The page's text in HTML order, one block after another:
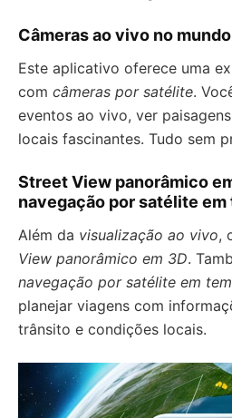
Câmeras ao vivo no
Este aplicativo oferece uma
com câmeras por satélite.
eventos ao vivo, ver
locais fascinantes. Tudo sem
Street View panorâmico
navegação por satélite em
Além da visualização ao vivo,
View panorâmico em 3D.
navegação por satélite em
planejar viagens com
trânsito e condições locais.